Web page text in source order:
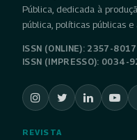
Pública, dedicada à
pública, políticas públicas e
ISSN (ONLINE): 2357-8017
ISSN (IMPRESSO): 0034-
REVISTA